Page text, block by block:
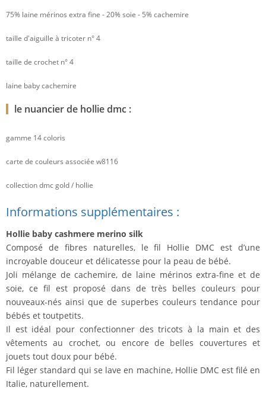
75% laine mérinos extra fine - 20% soie - 5% cachemire
taille d'aiguille à tricoter n° 4
taille de crochet n° 4
laine baby cachemire
le nuancier de hollie dmc :
gamme 14 coloris
carte de couleurs associée w8116
collection dmc gold / hollie
Informations supplémentaires :
Hollie baby cashmere merino silk
Composé de fibres naturelles, le fil Hollie DMC est d’une
incroyable douceur et délicatesse pour la peau de bébé.
Joli mélange de cachemire, de laine mérinos extra-fine et de
soie, ce fil est proposé dans de très belles couleurs pour
nouveaux-nés ainsi que de superbes couleurs tendance pour
bébés et toutpetits.
Il est idéal pour confectionner des tricots à la main et des
vêtements au crochet, ou encore de belles couvertures et
jouets tout doux pour bébé.
Fil léger standard qui se lave en machine, Hollie DMC est filé en
Italie, naturellement.